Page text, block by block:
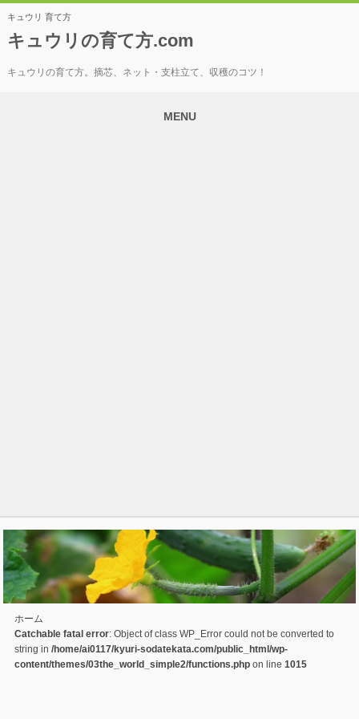
キュウリ 育て方
キュウリの育て方.com
キュウリの育て方。摘芯、ネット・支柱立て、収穫のコツ！
MENU
ホーム
Catchable fatal error: Object of class WP_Error could not be converted to
string in /home/ai0117/kyuri-sodatekata.com/public_html/wp-
content/themes/03the_world_simple2/functions.phpon line 1015